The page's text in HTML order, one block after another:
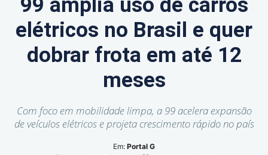
99 amplia uso de carros
elétricos no Brasil e quer
dobrar frota em até 12
meses
Com foco em mobilidade limpa, a 99 acelera expansão
de veículos elétricos e projeta crescimento rápido no país
Em: Portal G